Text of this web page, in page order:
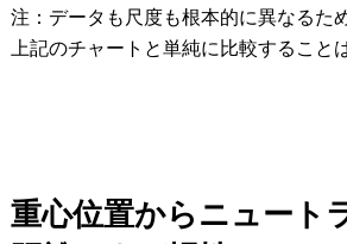
注：データも尺度も根本的に異なるた
上記のチャートと単純に比較すること
重心位置からニュート